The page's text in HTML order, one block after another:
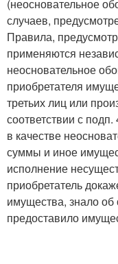
(неосновательное
случаев,
Правила,
применяются
неосновательное
приобретателя
третьих лиц или
соответствии с
в качестве
суммы и иное
исполнение
приобретатель
имущества, знало об
предоставило